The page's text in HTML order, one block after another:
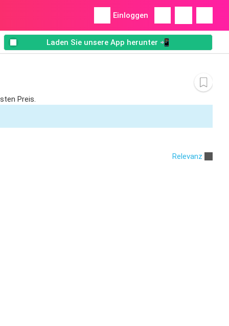
Einloggen
Laden Sie unsere App herunter 📲
Preis.
Relevanz